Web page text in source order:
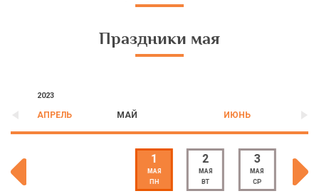
Праздники мая
2023
АПРЕЛЬ МАЙ ИЮНЬ
1
МАЯ
ПН
2
МАЯ
ВТ
3
МАЯ
СР
МАЯ